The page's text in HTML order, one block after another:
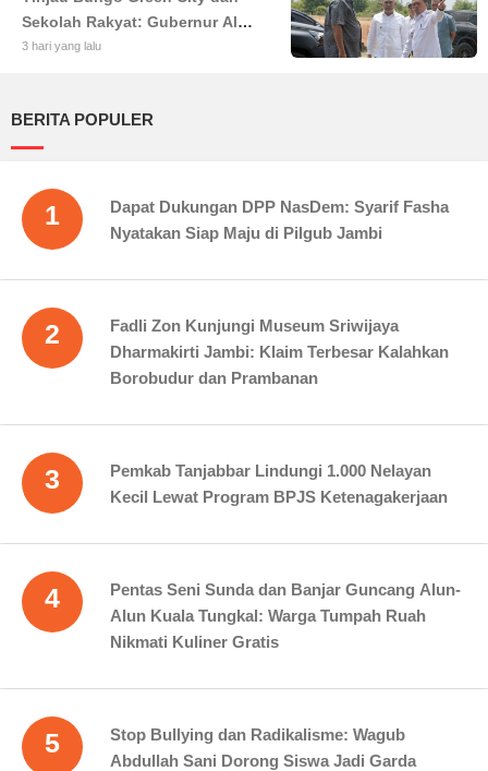
Sekolah Rakyat: Gubernur Al
Haris Tekankan Sinergi
3 hari yang lalu
BERITA POPULER
1
Dapat Dukungan DPP NasDem: Syarif Fasha
Nyatakan Siap Maju di Pilgub Jambi
2
Fadli Zon Kunjungi Museum Sriwijaya
Dharmakirti Jambi: Klaim Terbesar Kalahkan
Borobudur dan Prambanan
3
Pemkab Tanjabbar Lindungi 1.000 Nelayan
Kecil Lewat Program BPJS Ketenagakerjaan
4
Pentas Seni Sunda dan Banjar Guncang Alun-
Alun Kuala Tungkal: Warga Tumpah Ruah
Nikmati Kuliner Gratis
5
Stop Bullying dan Radikalisme: Wagub
Abdullah Sani Dorong Siswa Jadi Garda